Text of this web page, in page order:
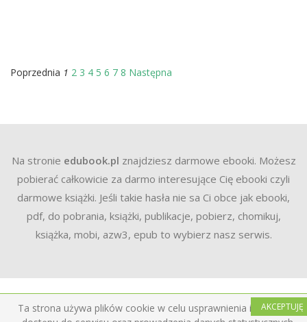
Ta strona używa plików cookie w celu usprawnienia i ułatwienia
AKCEPTUJĘ
Poprzednia 1 2 3 4 5 6 7 8 Następna
Na stronie edubook.pl znajdziesz darmowe ebooki. Możesz
pobierać całkowicie za darmo interesujące Cię ebooki czyli
darmowe książki. Jeśli takie hasła nie sa Ci obce jak ebooki,
pdf, do pobrania, książki, publikacje, pobierz, chomikuj,
książka, mobi, azw3, epub to wybierz nasz serwis.